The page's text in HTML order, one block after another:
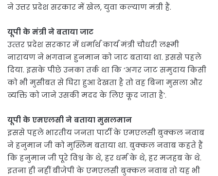
ने उत्तर प्रदेश सरकार में खेल, युवा कल्याण मंत्री हैं.
यूपी के मंत्री ने बताया जाट
उत्‍तर प्रदेश सरकार में धर्मार्थ कार्य मंत्री चौधरी लक्ष्‍मी
नारायण ने भगवान हुनमान को जाट बताया था. इससे पहले
दिया. इसके पीछे उनका तर्क था कि ‘अगर जाट समुदाय किसी
को भी मुसीबत से घिरा हुआ देखता है तो वह बिना मुसला और
व्‍यक्ति को जाने उसकी मदद के लिए कूद जाता है’.
यूपी के एमएलसी ने बताया मुसलमान
इससे पहले भारतीय जनता पार्टी के एमएलसी बुक्कल नवाब
ने हनुमान जी को मुस्लिम बताया था. बुक्कल नवाब कहते हैं
कि हनुमान जी पूरे विश्व के थे, हर धर्म के थे, हर मजहब के थे.
इतना ही नहीं बीजेपी के एमएलसी बुक्कल नवाब तो यह भी